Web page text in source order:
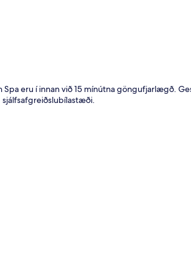
Spa eru í innan við 15 mínútna göngufjarlægð.